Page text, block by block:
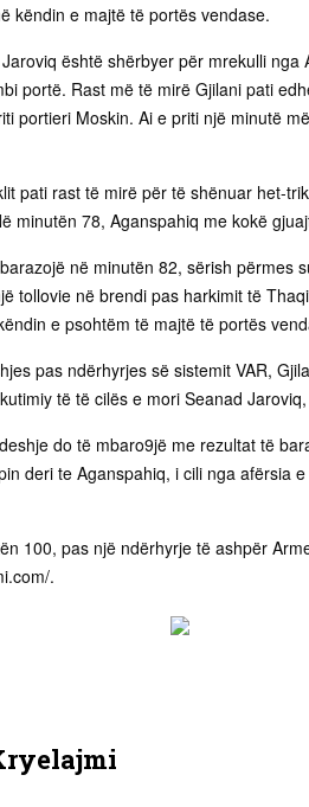
këndin e majtë të portës vendase.
është shërbyer për mrekulli
portë. Rast më të mirë Gjilani pati
portieri Moskin. Ai e priti një minutë
pati rast të mirë për të shënuar het-
minutën 78, Aganspahiq me kokë
në minutën 82, sërish përmes
tollovie në brendi pas harkimit të
e psohtëm të majtë të portës
pas ndërhyrjes së sistemit VAR,
të të cilës e mori Seanad
do të mbaro9jë me rezultat të
deri te Aganspahiq, i cili nga afërsia
100, pas një ndërhyrje të ashpër
.